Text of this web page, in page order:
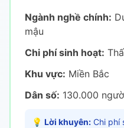
Ngành nghề chính:
mậu
Chi phí sinh hoạt:
Khu vực: Miền Bắc
Dân số: 130.000
💡 Lời khuyên: Chi phí